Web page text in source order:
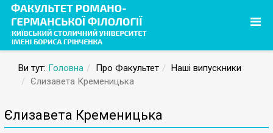
Ви тут: Головна Про Факультет
Наші випускники
Єлизавета Кременицька
Єлизавета Кременицька